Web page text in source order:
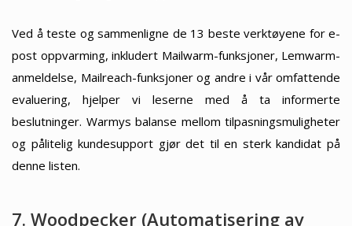
Ved å teste og sammenligne de 13 beste verktøyene for e-
post oppvarming, inkludert Mailwarm-funksjoner, Lemwarm-
anmeldelse, Mailreach-funksjoner og andre i vår omfattende
evaluering, hjelper vi leserne med å ta informerte
beslutninger. Warmys balanse mellom tilpasningsmuligheter
og pålitelig kundesupport gjør det til en sterk kandidat på
denne listen.
7. Woodpecker (Automatisering av